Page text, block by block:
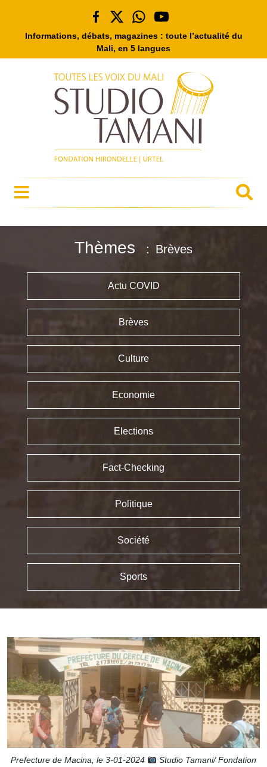
Informations, débats, magazines : toute l’actualité du
Mali, en 5 langues
Thèmes Brèves
Actu COVID
Brèves
Culture
Economie
Elections
Fact-Checking
Politique
Société
Sports
Prefecture de Macina, le 3-01-2024
Studio Tamani/ Fondation